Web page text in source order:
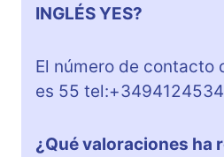
INGLÉS YES?
El número de contacto
es 55
¿Qué valoraciones ha